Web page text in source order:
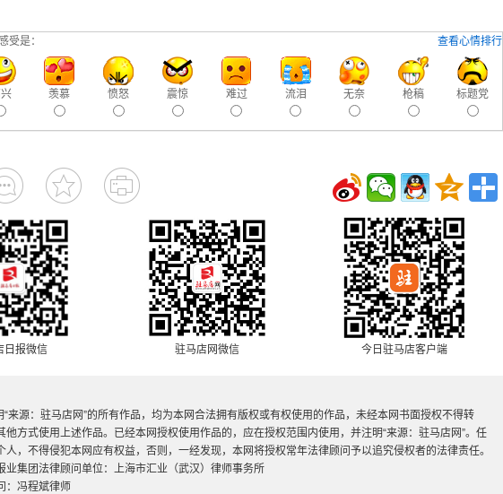
查看心情排行
受是：
羡慕 愤怒 震惊 难过 流泪 无奈 枪稿 标题党
日报微信 驻马店网微信 今日驻马店客户端
“来源：驻马店网”的所有作品，均为本网合法拥有版权或有权使用的作品，未经本网书面授权不得转
他方式使用上述作品。已经本网授权使用作品的，应在授权范围内使用，并注明“来源：驻马店网”。任
人，不得侵犯本网应有权益，否则，一经发现，本网将授权常年法律顾问予以追究侵权者的法律责任。
业集团法律顾问单位：上海市汇业（武汉）律师事务所
：冯程斌律师